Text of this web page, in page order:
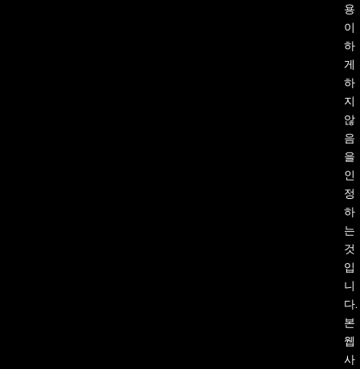
용
이
하
게
하
지
않
음
을
인
정
하
는
것
입
니
다.
본
웹
사